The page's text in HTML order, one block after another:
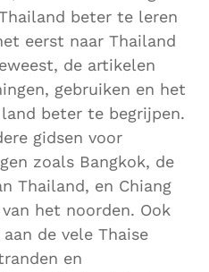
beter te leren
eerst naar Thailand
de artikelen
gebruiken en het
beter te begrijpen.
gidsen voor
zoals Bangkok, de
Thailand, en Chiang
het noorden. Ook
de vele Thaise
en